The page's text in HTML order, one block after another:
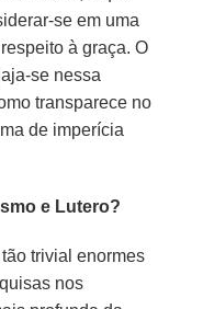
se em uma
à graça. O
se nessa
transparece no
de imperícia
e Lutero?
trivial enormes
nos